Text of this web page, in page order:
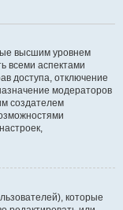
высшим уровнем
всеми аспектами
доступа, отключение
модераторов
создателем
которые